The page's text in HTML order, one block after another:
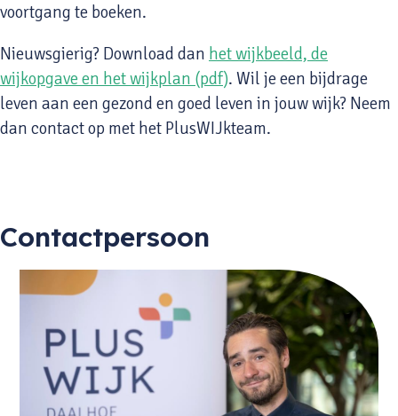
voortgang te boeken.
Nieuwsgierig? Download dan het wijkbeeld, de
wijkopgave en het wijkplan (pdf). Wil je een bijdrage
leven aan een gezond en goed leven in jouw wijk? Neem
dan contact op met het PlusWIJkteam.
Contactpersoon